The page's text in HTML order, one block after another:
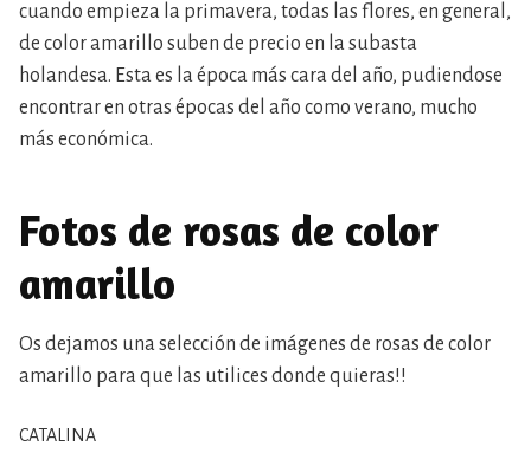
cuando empieza la primavera, todas las flores, en general,
de color amarillo suben de precio en la subasta
holandesa. Esta es la época más cara del año, pudiendose
encontrar en otras épocas del año como verano, mucho
más económica.
Fotos de rosas de color
amarillo
Os dejamos una selección de imágenes de rosas de color
amarillo para que las utilices donde quieras!!
CATALINA